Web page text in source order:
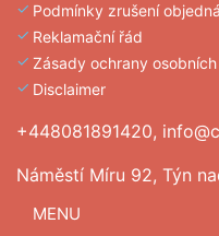
Podmínky zrušení
Reklamační řád
Zásady ochrany
Disclaimer
+448081891420,
Náměstí Míru 92, Týn
MENU